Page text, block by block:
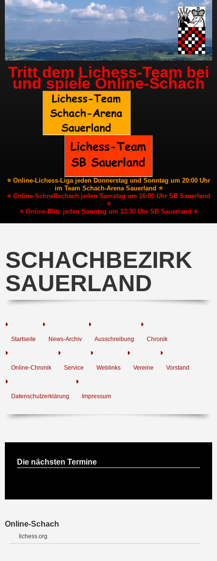
Tritt dem Lichess-Team bei
und spiele Online-Schach
⭐ Online-Lichess-Liga jeden Donnerstag und Sonntag um 20:00 Uhr
im Team Schach-Arena Sauerland ⭐
⭐ Online-Schnellschach jeden Samstag um 16:00 Uhr SB Sauerland
⭐
⭐ Online-Blitz jeden Sonntag um 13:30 Uhr SB Sauerland ⭐
SCHACHBEZIRK
SAUERLAND
Startseite News-Archiv Ausschreibung Chronik
Online-Chronik Service Weblinks Vereine Vorstand
Datenschutzerklärung Impressum
Die nächsten Termine
Online-Schach
lichess.org